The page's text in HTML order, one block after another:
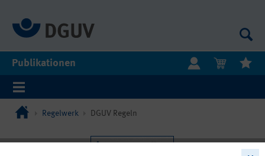
Publikationen
Regelwerk DGUV Regeln